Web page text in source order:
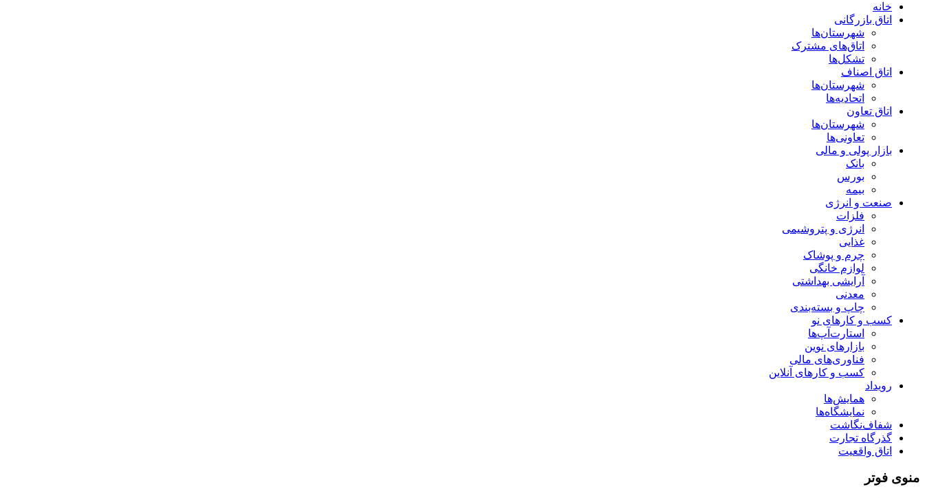
خانه
اتاق بازرگانی
شهرستان‌ها
اتاق‌های مشترک
تشکل‌ها
اتاق اصناف
شهرستان‌ها
اتحادیه‌ها
اتاق تعاون
شهرستان‌ها
تعاونی‌ها
بازار پولی و مالی
بانک
بورس
بیمه
صنعت و انرژی
فلزات
انرژی و پتروشیمی
غذایی
چرم و پوشاک
لوازم خانگی
آرایشی بهداشتی
معدنی
چاپ و بسته‌بندی
کسب و کارهای نو
استارت‌آپ‌ها
بازارهای نوین
فناوری‌های مالی
کسب و کارهای آنلاین
رویداد
همایش‌ها
نمایشگاه‌ها
شفاف‌نگاشت
گذرگاه تجارت
اتاق واقعیت
منوی فوتر